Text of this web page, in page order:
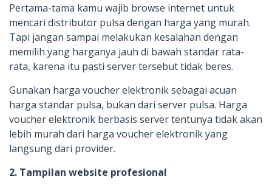
Pertama-tama kamu wajib browse internet untuk
mencari distributor pulsa dengan harga yang murah.
Tapi jangan sampai melakukan kesalahan dengan
memilih yang harganya jauh di bawah standar rata-
rata, karena itu pasti server tersebut tidak beres.
Gunakan harga voucher elektronik sebagai acuan
harga standar pulsa, bukan dari server pulsa. Harga
voucher elektronik berbasis server tentunya tidak akan
lebih murah dari harga voucher elektronik yang
langsung dari provider.
2. Tampilan website profesional